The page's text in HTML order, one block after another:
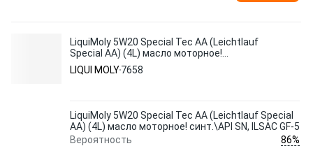
LiquiMoly 5W20 Special Tec AA (Leichtlauf
Special AA) (4L) масло моторное!
синт.\API SN, ILSAC GF-5
LIQUI MOLY7658
LiquiMoly 5W20 Special Tec AA (Leichtlauf Special
AA) (4L) масло моторное! синт.\API SN, ILSAC GF-5
Вероятность
86%